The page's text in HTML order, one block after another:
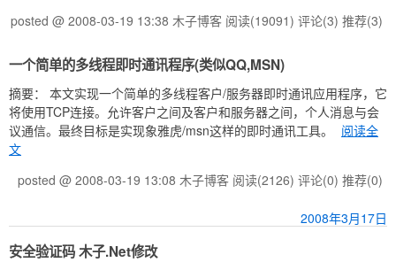
posted @ 2008-03-19 13:38 木子博客 阅读(19091) 评论(3) 推荐(3)
一个简单的多线程即时通讯程序(类似QQ,MSN)
摘要： 本文实现一个简单的多线程客户/服务器即时通讯应用程序，它
将使用TCP连接。允许客户之间及客户和服务器之间，个人消息与会
议通信。最终目标是实现象雅虎/msn这样的即时通讯工具。
阅读全
文
posted @ 2008-03-19 13:08 木子博客 阅读(2126) 评论(0) 推荐(0)
2008年3月17日
安全验证码 木子.Net修改